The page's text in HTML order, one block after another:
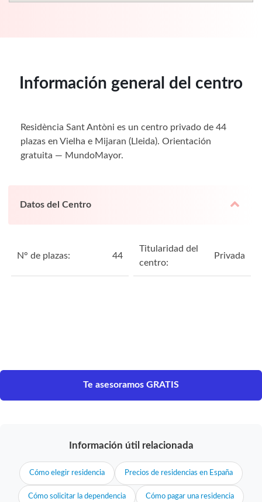
Información general del centro
Residència Sant Antòni es un centro privado de 44
plazas en Vielha e Mijaran (Lleida). Orientación
gratuita — MundoMayor.
Datos del Centro
N° de plazas: 44
Titularidad del
centro:
Privada
Te asesoramos GRATIS
Información útil relacionada
Cómo elegir residencia Precios de residencias en España
Cómo solicitar la dependencia Cómo pagar una residencia